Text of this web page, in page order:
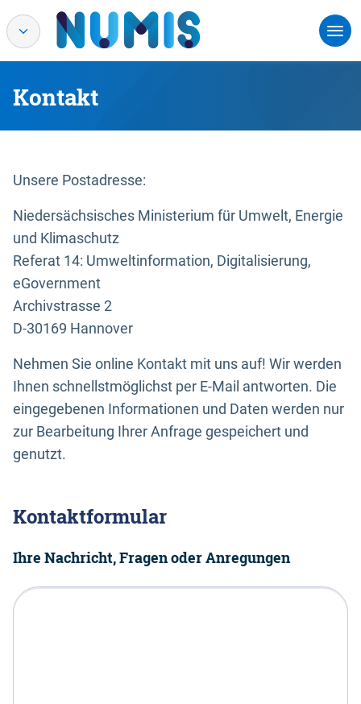
Kontakt
Unsere Postadresse:
Niedersächsisches Ministerium für Umwelt, Energie
und Klimaschutz
Referat 14: Umweltinformation, Digitalisierung,
eGovernment
Archivstrasse 2
D-30169 Hannover
Nehmen Sie online Kontakt mit uns auf! Wir werden
Ihnen schnellstmöglichst per E-Mail antworten. Die
eingegebenen Informationen und Daten werden nur
zur Bearbeitung Ihrer Anfrage gespeichert und
genutzt.
Kontaktformular
Ihre Nachricht, Fragen oder Anregungen